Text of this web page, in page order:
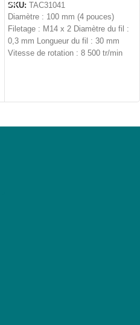
SKU: TAC31041
Diamètre : 100 mm (4 pouces)
Filetage : M14 x 2 Diamètre du fil :
0,3 mm Longueur du fil : 30 mm
Vitesse de rotation : 8 500 tr/min